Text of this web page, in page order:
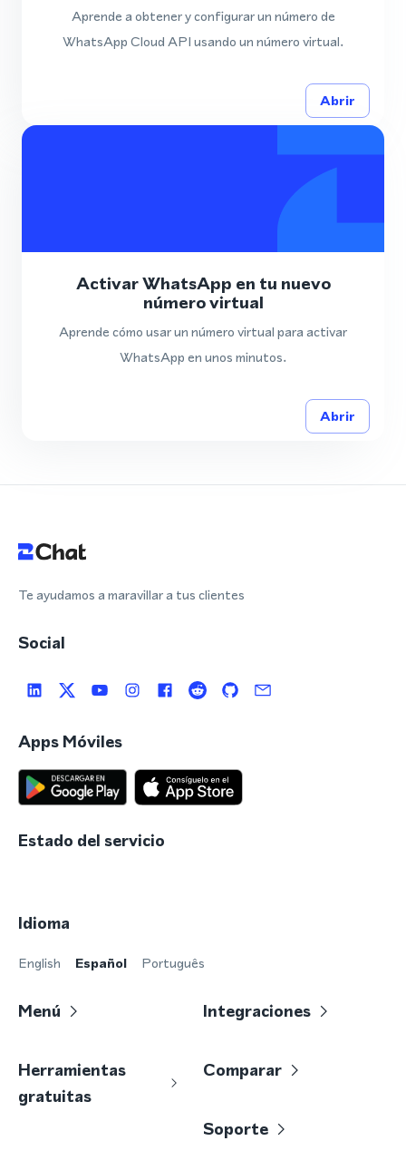
Aprende a obtener y configurar un número de
WhatsApp Cloud API usando un número virtual.
Abrir
Activar WhatsApp en tu nuevo
número virtual
Aprende cómo usar un número virtual para activar
WhatsApp en unos minutos.
Abrir
Te ayudamos a maravillar a tus clientes
Social
Apps Móviles
Estado del servicio
Idioma
English Español Português
Menú Integraciones
Herramientas
gratuitas
Comparar
Soporte